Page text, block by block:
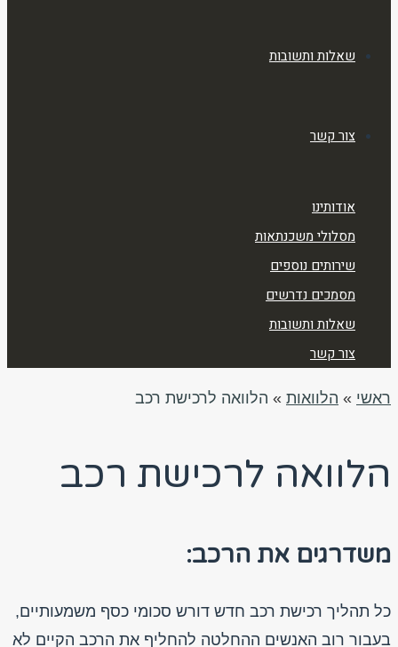
שאלות ותשובות
צור קשר
אודותינו
מסלולי משכנתאות
שירותים נוספים
מסמכים נדרשים
שאלות ותשובות
צור קשר
ראשי » הלוואות » הלוואה לרכישת רכב
הלוואה לרכישת רכב
משדרגים את הרכב:
כל תהליך רכישת רכב חדש דורש סכומי כסף משמעותיים,
בעבור רוב האנשים ההחלטה להחליף את הרכב הקיים לא